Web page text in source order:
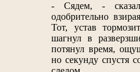
- Сядем, -
одобрительно
Тот, устав
шагнул в
потянул время,
но секунду спустя